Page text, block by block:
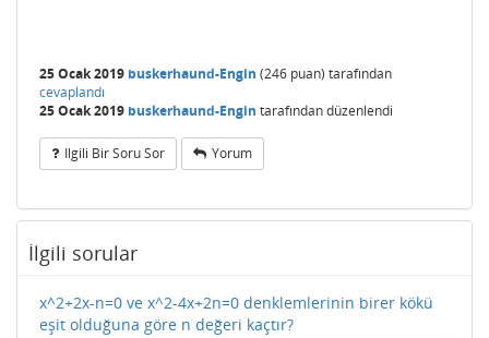
25 Ocak 2019 buskerhaund-Engin (246 puan) tarafından
cevaplandı
25 Ocak 2019 buskerhaund-Engin tarafındandüzenlendi
Ilgili Bir Soru Sor Yorum
İlgili sorular
x^2+2x-n=0 ve x^2-4x+2n=0 denklemlerinin birer kökü
eşit olduğuna göre n değeri kaçtır?